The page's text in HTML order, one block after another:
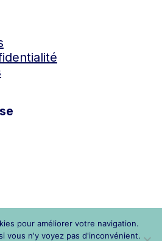
pour améliorer votre navigation.
vous n'y voyez pas d'inconvénient.